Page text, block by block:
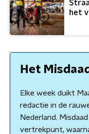
het
Het
Elke week duikt
redactie in de
Nederland.
vertrekpunt,